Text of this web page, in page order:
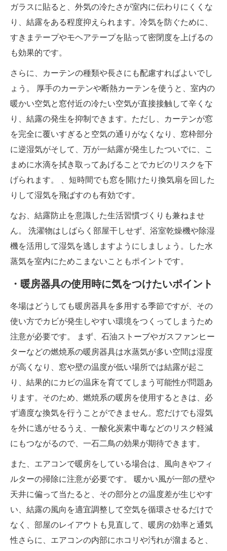
ガラスに貼ると、外気の冷たさが室内に伝わりにくくな
り、結露をある程度抑えられます。冷気を防ぐために、
すきまテープやモヘアテープを貼って密閉度を上げるの
も効果的です。
さらに、カーテンの種類や長さにも配慮すればよいでし
ょう。 厚手のカーテンや断熱カーテンを使うと、室内の
暖かい空気と窓付近の冷たい空気が直接接触して辛くな
り、結露の発生を抑制できます。ただし、カーテンが窓
を完全に覆いすぎると空気の通りがなくなり、窓枠部分
に逆湿気がそして、万が一結露が発生したついでに、こ
まめに水滴を拭き取ってあげることでカビのリスクを下
げられます。 、短時間でも窓を開けたり換気扇を回した
りして湿気を飛ばすのも有効です。
なお、結露防止を意識した生活習慣づくりも兼ねませ
ん。 洗濯物はしばらく部屋干しせず、浴室乾燥機や除湿
機を活用して湿気を逃しますようにしましょう。した水
蒸気を室内にためこまないこともポイントです。
・暖房器具の使用時に気をつけたいポイント
冬場はどうしても暖房器具を多用する季節ですが、その
使い方でカビが発生しやすい環境をつくってしまうため
注意が必要です。 まず、石油ストーブやガスファンヒー
ターなどの燃焼系の暖房器具は水蒸気が多い空間は湿度
が高くなり、窓や壁の温度が低い場所では結露が起こ
り、結果的にカビの温床を育ててしまう可能性が問題あ
ります。そのため、燃焼系の暖房を使用するときは、必
ず適度な換気を行うことができません。窓だけでも湿気
を外に逃がせるうえ、一酸化炭素中毒などのリスク軽減
にもつながるので、一石二鳥の効果が期待できます。
また、エアコンで暖房をしている場合は、風向きやフィ
ルターの掃除に注意が必要です。 暖かい風が一部の壁や
天井に偏って当たると、その部分との温度差が生じやす
い、結露の風向を適宜調整して空気を循環させるだけで
なく、部屋のレイアウトも見直して、暖房の効率と通気
性さらに、エアコンの内部にホコリや汚れが溜まると、